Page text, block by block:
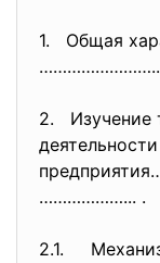
1. Общая
2. Изучение
деятельности
2.1.